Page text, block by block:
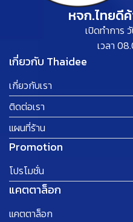
หจก.ไทยดี
เปิดทำการ
เวลา
เกี่ยวกับ Thaidee
เกี่ยวกับเรา
ติดต่อเรา
แผนที่ร้าน
Promotion
โปรโมชั่น
แคตตาล็อก
แคตตาล็อก